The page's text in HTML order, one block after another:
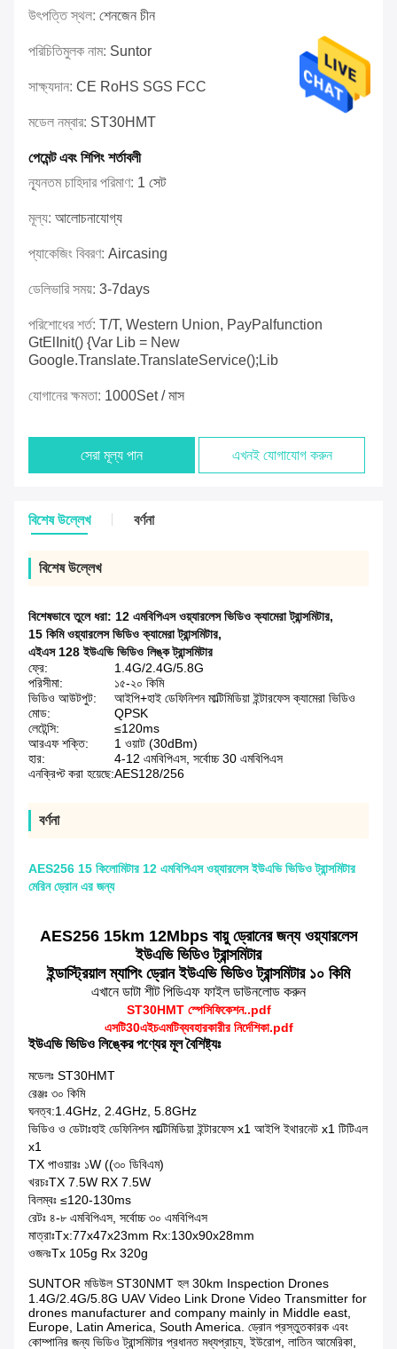
উৎপত্তি স্থল: শেনজেন চীন
পরিচিতিমুলক নাম: Suntor
সাক্ষ্যদান: CE RoHS SGS FCC
মডেল নম্বার: ST30HMT
পেমেন্ট এবং শিপিং শর্তাবলী
ন্যূনতম চাহিদার পরিমাণ: 1 সেট
মূল্য: আলোচনাযোগ্য
প্যাকেজিং বিবরণ: Aircasing
ডেলিভারি সময়: 3-7days
পরিশোধের শর্ত: T/T, Western Union, PayPalfunction
GtElInit() {var Lib = New
Google.translate.TranslateService();lib
যোগানের ক্ষমতা: 1000Set / মাস
সেরা মূল্য পান এখনই যোগাযোগ করুন
বিশেষ উল্লেখ বর্ণনা
বিশেষ উল্লেখ
বিশেষভাবে তুলে ধরা: 12 এমবিপিএস ওয়্যারলেস ভিডিও ক্যামেরা ট্রান্সমিটার,
15 কিমি ওয়্যারলেস ভিডিও ক্যামেরা ট্রান্সমিটার,
এইএস 128 ইউএভি ভিডিও লিঙ্ক ট্রান্সমিটার
ফ্রে:
1.4G/2.4G/5.8G
পরিসীমা:
১৫-২০ কিমি
ভিডিও আউটপুট:
আইপি+হাই ডেফিনিশন মাল্টিমিডিয়া ইন্টারফেস ক্যামেরা ভিডিও
মোড:
QPSK
লেটেন্সি:
≤120ms
আরএফ শক্তি:
1 ওয়াট (30dBm)
হার:
4-12 এমবিপিএস, সর্বোচ্চ 30 এমবিপিএস
এনক্রিপ্ট করা হয়েছে:AES128/256
বর্ণনা
AES256 15 কিলোমিটার 12 এমবিপিএস ওয়্যারলেস ইউএভি ভিডিও ট্রান্সমিটার
মেরিন ড্রোন এর জন্য
AES256 15km 12Mbps বায়ু ড্রোনের জন্য ওয়্যারলেস
ইউএভি ভিডিও ট্রান্সমিটার
ইন্ডাস্ট্রিয়াল ম্যাপিং ড্রোন ইউএভি ভিডিও ট্রান্সমিটার ১০ কিমি
এখানে ডাটা শীট পিডিএফ ফাইল ডাউনলোড করুন
ST30HMT স্পেসিফিকেশন..pdf
এসটি30এইচএমটিব্যবহারকারীর নির্দেশিকা.pdf
ইউএভি ভিডিও লিঙ্কের পণ্যের মূল বৈশিষ্ট্যঃ
মডেলঃ ST30HMT
রেঞ্জঃ ৩০ কিমি
ঘনত্ব:1.4GHz, 2.4GHz, 5.8GHz
ভিডিও ও ডেটাঃহাই ডেফিনিশন মাল্টিমিডিয়া ইন্টারফেস x1 আইপি ইথারনেট x1 টিটিএল
x1
TX পাওয়ারঃ ১W ((৩০ ডিবিএম)
খরচঃTX 7.5W RX 7.5W
বিলম্বঃ ≤120-130ms
রেটঃ ৪-৮ এমবিপিএস, সর্বোচ্চ ৩০ এমবিপিএস
মাত্রাঃTx:77x47x23mm Rx:130x90x28mm
ওজনঃTx 105g Rx 320g
SUNTOR মডিউল ST30NMT হল 30km Inspection Drones
1.4G/2.4G/5.8G UAV Video Link Drone Video Transmitter for
drones manufacturer and company mainly in Middle east,
Europe, Latin America, South America. ড্রোন প্রস্তুতকারক এবং
কোম্পানির জন্য ভিডিও ট্রান্সমিটার প্রধানত মধ্যপ্রাচ্য, ইউরোপ, লাতিন আমেরিকা,